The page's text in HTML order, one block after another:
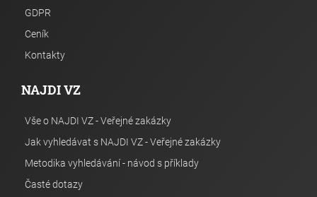
GDPR
Ceník
Kontakty
NAJDI VZ
Vše o NAJDI VZ - Veřejné zakázky
Jak vyhledávat s NAJDI VZ - Veřejné zakázky
Metodika vyhledávání - návod s příklady
Časté dotazy